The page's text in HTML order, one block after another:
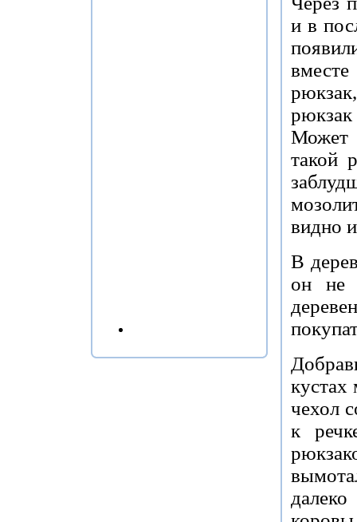
и в
Может
такой
видно
В
он не
кустах
чехол
к